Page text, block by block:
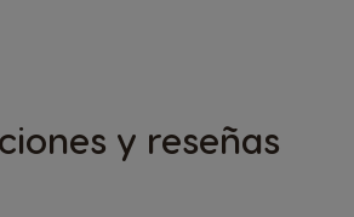
y reseñas